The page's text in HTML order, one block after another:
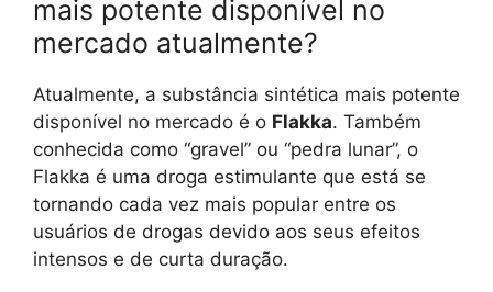
mais potente disponível no
mercado atualmente?
Atualmente, a substância sintética mais potente
disponível no mercado é o Flakka. Também
conhecida como “gravel” ou “pedra lunar”, o
Flakka é uma droga estimulante que está se
tornando cada vez mais popular entre os
usuários de drogas devido aos seus efeitos
intensos e de curta duração.